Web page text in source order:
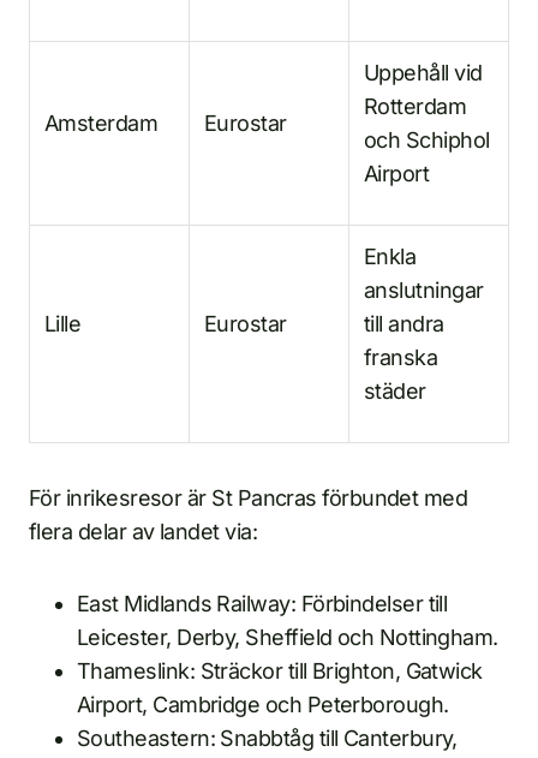
Amsterdam Eurostar
Uppehåll vid
Rotterdam
och Schiphol
Airport
Lille Eurostar
Enkla
anslutningar
till andra
franska
städer
För inrikesresor är St Pancras förbundet med
flera delar av landet via:
East Midlands Railway: Förbindelser till
Leicester, Derby, Sheffield och Nottingham.
Thameslink: Sträckor till Brighton, Gatwick
Airport, Cambridge och Peterborough.
Southeastern: Snabbtåg till Canterbury,